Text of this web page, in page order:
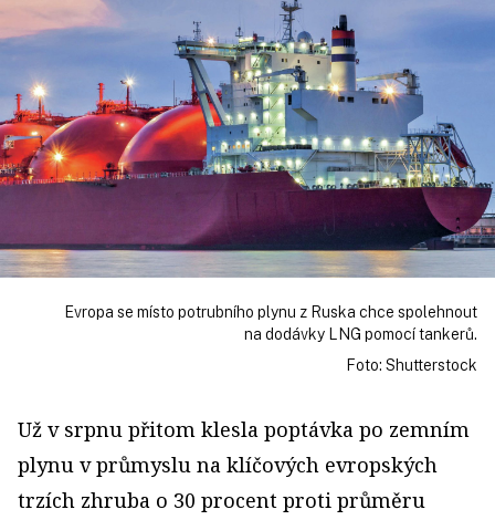
Evropa se místo potrubního plynu z Ruska chce spolehnout
na dodávky LNG pomocí tankerů.
Foto: Shutterstock
Už v srpnu přitom klesla poptávka po zemním
plynu v průmyslu na klíčových evropských
trzích zhruba o 30 procent proti průměru